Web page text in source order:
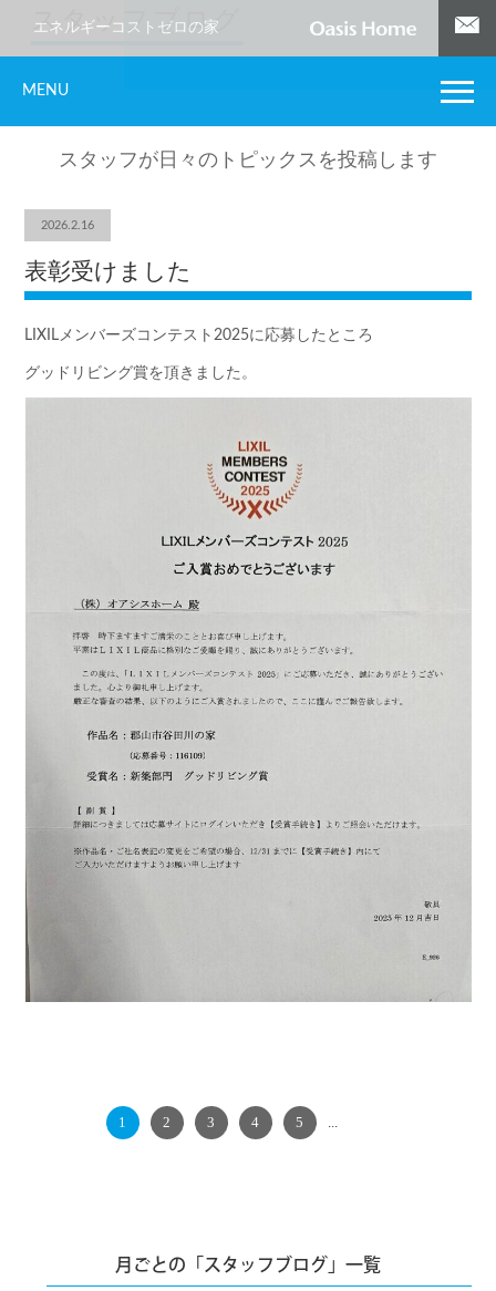
エネルギーコストゼロの家
MENU
スタッフブログ
スタッフが日々のトピックスを投稿します
2026.2.16
表彰受けました
LIXILメンバーズコンテスト2025に応募したところ
グッドリビング賞を頂きました。
1 2 3 4 5 ...NEXT
月ごとの「スタッフブログ」一覧